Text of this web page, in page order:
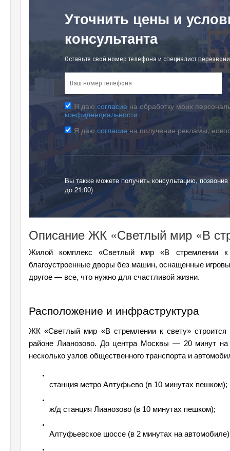
Уточнить цены и
консультанта
Оставьте свой номер телефона и специалист
Я даю согласие на обработку моих
конфиденциальности
Я даю согласие на получение рекламы,
Вы также можете получить консультацию,
до 21:00)
Описание ЖК «Светлый мир «В
Жилой комплекс «Светлый мир «В стремлении
благоустроенные дворы без машин, оснащенные
другое — все, что нужно для счастливой жизни.
Расположение и инфраструктура
ЖК «Светлый мир «В стремлении к свету»
районе Лианозово. До центра Москвы — 20 минут на
несколько узлов общественного транспорта и
станция метро Алтуфьево (в 10 минутах пешком);
ж/д станция Лианозово (в 10 минутах пешком);
Алтуфьевское шоссе (в 2 минутах на